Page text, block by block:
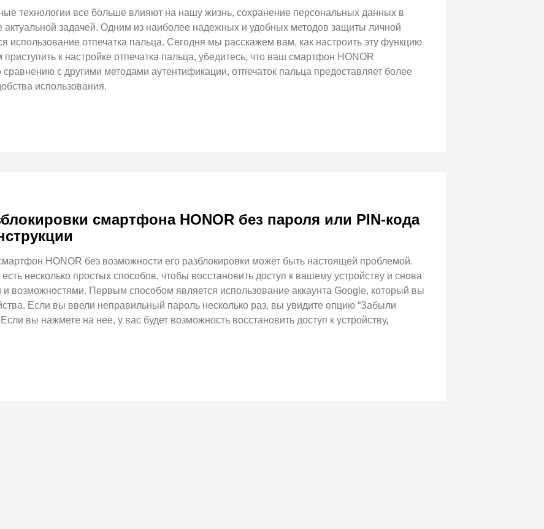
технологии все больше влияют на нашу жизнь, сохранение персональных данных в
актуальной задачей. Одним из наиболее надежных и удобных методов защиты личной
использование отпечатка пальца. Сегодня мы расскажем вам, как настроить эту функцию
к настройке отпечатка пальца, убедитесь, что ваш смартфон HONOR
с другими методами аутентификации, отпечаток пальца предоставляет более
использования.
смартфона HONOR без пароля или PIN-кода
HONOR без возможности его разблокировки может быть настоящей проблемой.
несколько простых способов, чтобы восстановить доступ к вашему устройству и снова
и возможностями. Первым способом является использование аккаунта Google, который вы
Если вы ввели неправильный пароль несколько раз, вы увидите опцию “Забыли
вы нажмете на нее, у вас будет возможность восстановить доступ к устройству,